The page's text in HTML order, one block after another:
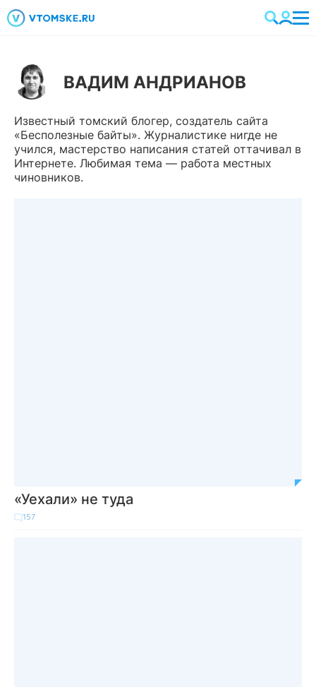
ВАДИМ АНДРИАНОВ
Известный томский блогер, создатель сайта
«Бесполезные байты». Журналистике нигде не
учился, мастерство написания статей оттачивал в
Интернете. Любимая тема — работа местных
чиновников.
«Уехали» не туда
157